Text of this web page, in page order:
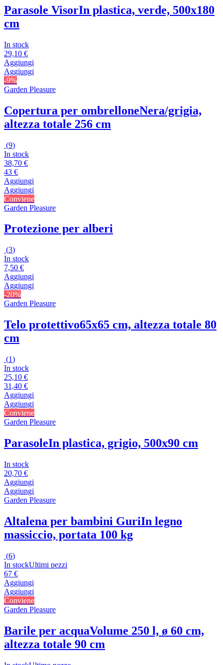
Parasole VisorIn plastica, verde, 500x180
cm
In stock
29,10 €
Aggiungi
Aggiungi
-9%
Garden Pleasure
Copertura per ombrelloneNera/grigia,
altezza totale 256 cm
(9)
In stock
38,70 €
43 €
Aggiungi
Aggiungi
Conviene
Garden Pleasure
Protezione per alberi
(3)
In stock
7,50 €
Aggiungi
Aggiungi
-20%
Garden Pleasure
Telo protettivo65x65 cm, altezza totale 80
cm
(1)
In stock
25,10 €
31,40 €
Aggiungi
Aggiungi
Conviene
Garden Pleasure
ParasoleIn plastica, grigio, 500x90 cm
In stock
20,70 €
Aggiungi
Aggiungi
Garden Pleasure
Altalena per bambini GuriIn legno
massiccio, portata 100 kg
(6)
In stockUltimi pezzi
67 €
Aggiungi
Aggiungi
Conviene
Garden Pleasure
Barile per acquaVolume 250 l, ø 60 cm,
altezza totale 90 cm